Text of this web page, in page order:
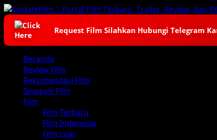
Skip
to
content
Request Film Silahkan Hubungi Telegram
Primary
Menu
Beranda
Review Film
Rekomendasi Film
Sinopsis Film
Film
Film Terbaru
Film Indonesia
Film Luar